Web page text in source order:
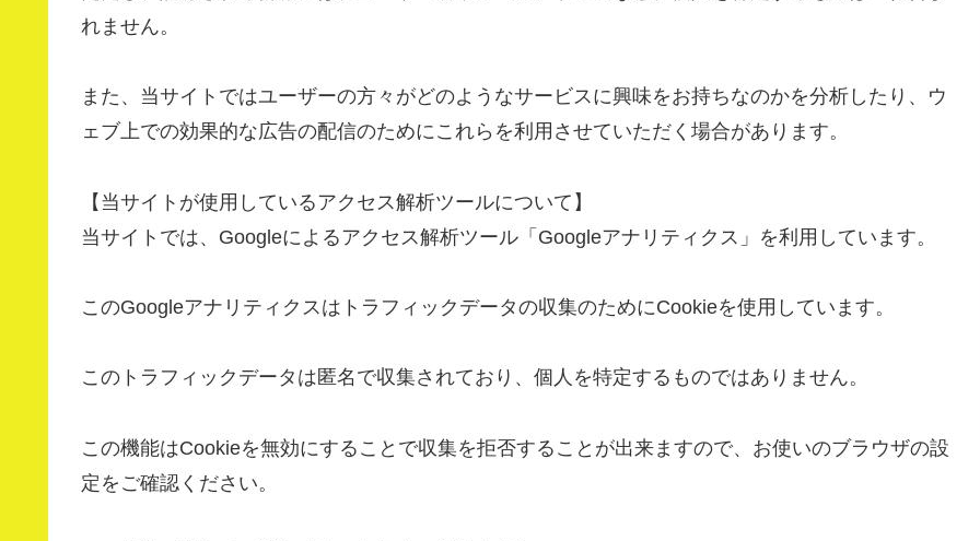
れません。
また、当サイトではユーザーの方々がどのようなサービスに興味をお持ちなのかを分析したり、ウ
ェブ上での効果的な広告の配信のためにこれらを利用させていただく場合があります。
【当サイトが使用しているアクセス解析ツールについて】
当サイトでは、Googleによるアクセス解析ツール「Googleアナリティクス」を利用しています。
このGoogleアナリティクスはトラフィックデータの収集のためにCookieを使用しています。
このトラフィックデータは匿名で収集されており、個人を特定するものではありません。
この機能はCookieを無効にすることで収集を拒否することが出来ますので、お使いのブラウザの設
定をご確認ください。